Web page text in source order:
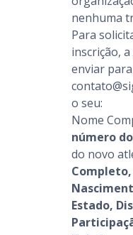
nenhuma
Para
inscrição, a
enviar
o seu:
Nome
número
do novo
Completo,
Estado,